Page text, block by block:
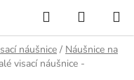
Hledat
KOŠÍK
náušnice / Náušnice na
visací náušnice -